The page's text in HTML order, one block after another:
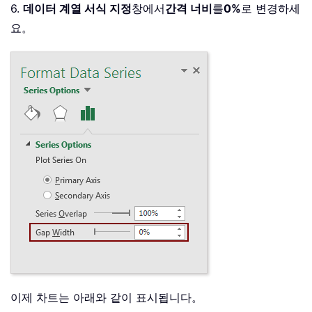
6. 데이터 계열 서식 지정창에서간격 너비를0%로 변경하세
요。
이제 차트는 아래와 같이 표시됩니다。